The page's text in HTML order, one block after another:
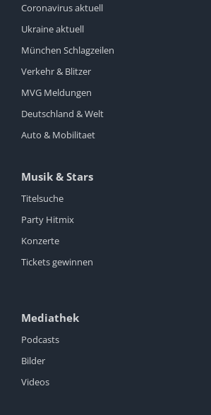
Coronavirus aktuell
Ukraine aktuell
München Schlagzeilen
Verkehr & Blitzer
MVG Meldungen
Deutschland & Welt
Auto & Mobilitaet
Musik & Stars
Titelsuche
Party Hitmix
Konzerte
Tickets gewinnen
Mediathek
Podcasts
Bilder
Videos